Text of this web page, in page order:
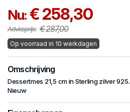
Nu:€ 258,30
Adviesprijs: € 287,00
Op voorraad in 10 werkdagen
Omschrijving
Dessertmes 21,5 cm in Sterling zilver 925.
Nieuw